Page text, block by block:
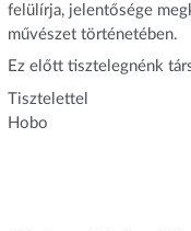
felülírja, jelentősége
művészet történetében.
Ez előtt tisztelegnénk
Tisztelettel
Hobo